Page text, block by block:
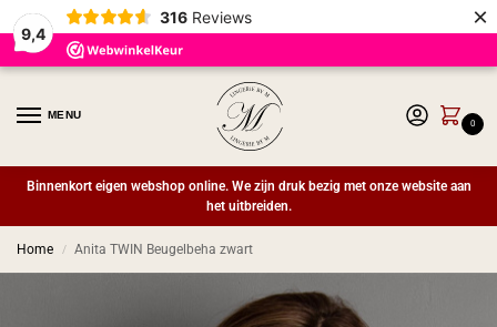
9,4
316 Reviews ×
MENU
0
Binnenkort eigen webshop online. We zijn druk bezig met onze website aan
het uitbreiden.
Home / Anita TWIN Beugelbeha zwart